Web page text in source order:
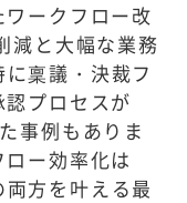
ークフロー改
減と大幅な業務
稟議・決裁フ
プロセスが
事例もありま
ー効率化は
両方を叶える最